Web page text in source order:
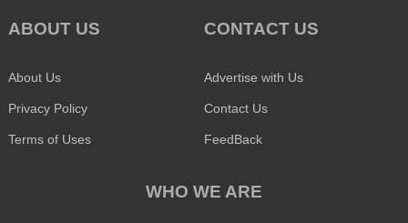
ABOUT US
About Us
Privacy Policy
Terms of Uses
CONTACT US
Advertise with Us
Contact Us
FeedBack
WHO WE ARE